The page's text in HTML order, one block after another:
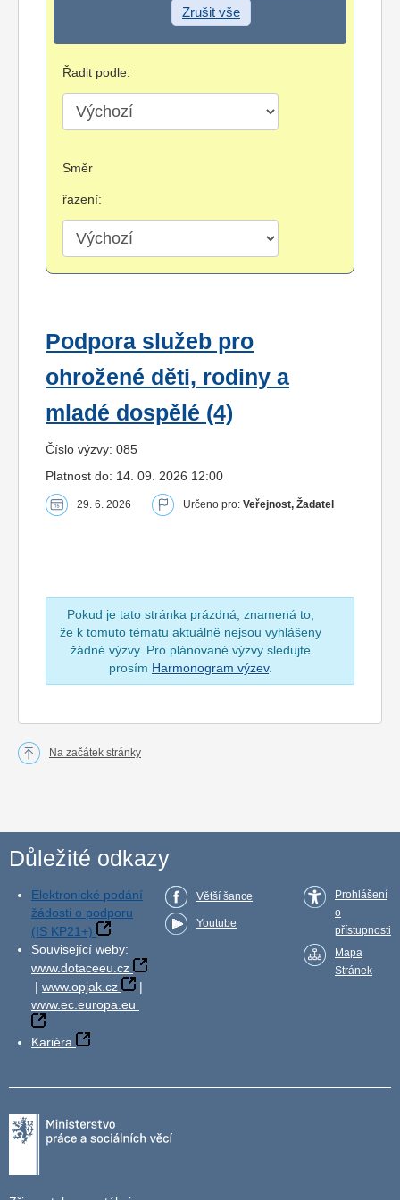
Zrušit vše
Řadit podle:
Směr
řazení:
Podpora služeb pro
ohrožené děti, rodiny a
mladé dospělé (4)
Číslo výzvy: 085
Platnost do: 14. 09. 2026 12:00
29. 6. 2026 Určeno pro: Veřejnost, Žadatel
Pokud je tato stránka prázdná, znamená to,
že k tomuto tématu aktuálně nejsou vyhlášeny
žádné výzvy. Pro plánované výzvy sledujte
prosím Harmonogram výzev.
Na začátek stránky
Důležité odkazy
Elektronické podání
žádosti o podporu
(IS KP21+)
Související weby:
www.dotaceeu.cz
| www.opjak.cz
|
www.ec.europa.eu
Kariéra
Větší šance
Youtube
Prohlášení
o
přístupnosti
Mapa
Stránek